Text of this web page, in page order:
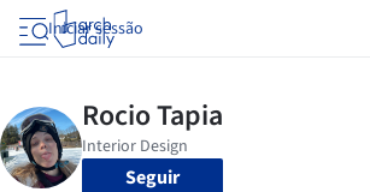
Iniciar sessão
Seguir